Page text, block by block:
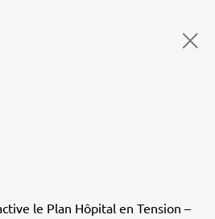
le Plan Hôpital en Tension –